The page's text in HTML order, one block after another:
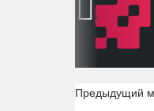
‹
Предыдущий